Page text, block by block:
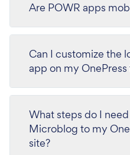
Are POWR apps
Can I customize the
app on my
What steps do I
Microblog to my
site?